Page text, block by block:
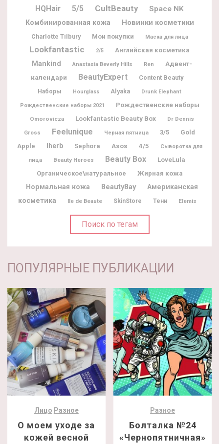
HQHair 5/5 CultBeauty Space NK
Комбинированная кожа Новинки косметики
Charlotte Tilbury Мои покупки Маска для лица
Lookfantastic 2/5 Английская косметика
Mankind Anastasia Beverly Hills Ren
Адвент-
календари
BeautyExpert Content Beauty
Наборы Hourglass Alyaka Drunk Elephant
Рождественские наборы 2021 Рождественские наборы
Omorovicza Lookfantastic Beauty Box
Dr Dennis
Gross
Feelunique Черная пятница 3/5
Gold
Apple
Iherb Sephora Asos 4/5 Сыворотка для
лица Beauty Heroes Beauty Box
LoveLula
Органическое\натуральное
Жирная кожа
Нормальная кожа
BeautyBay
Американская
косметика
Ile de Beaute SkinStore Тени Elemis
Поиск по тегам
ПОПУЛЯРНЫЕ ПУБЛИКАЦИИ
Лицо Разное
О моем уходе за
кожей весной
Разное
Болталка №24
«Чернопятничная»